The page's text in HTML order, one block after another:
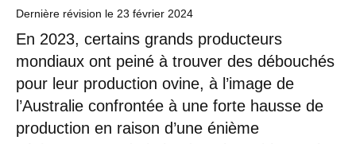
Dernière révision le 23 février 2024
En 2023, certains grands producteurs
mondiaux ont peiné à trouver des débouchés
pour leur production ovine, à l’image de
l’Australie confrontée à une forte hausse de
production en raison d’une énième